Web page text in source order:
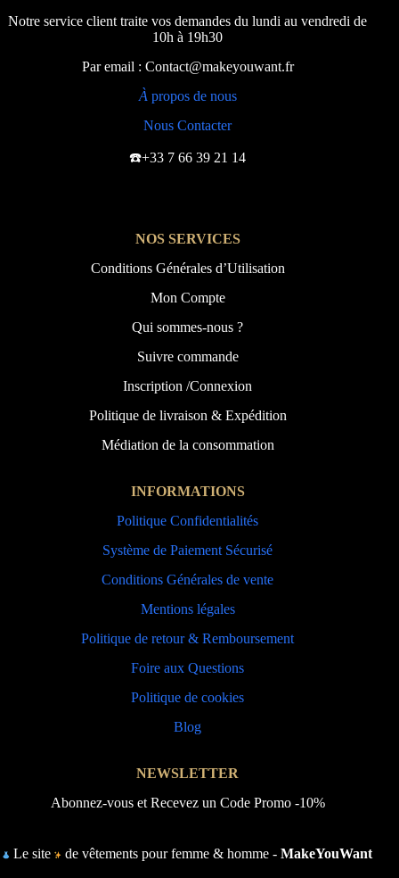
Notre service client traite vos demandes du lundi au vendredi de
10h à 19h30
Par email : Contact@makeyouwant.fr
À propos de nous
Nous Contacter
☎️+33 7 66 39 21 14
NOS SERVICES
Conditions Générales d’Utilisation
Mon Compte
Qui sommes-nous ?
Suivre commande
Inscription /Connexion
Politique de livraison & Expédition
Médiation de la consommation
INFORMATIONS
Politique Confidentialités
Système de Paiement Sécurisé
Conditions Générales de vente
Mentions légales
Politique de retour & Remboursement
Foire aux Questions
Politique de cookies
Blog
NEWSLETTER
Abonnez-vous et Recevez un Code Promo -10%
Le site de vêtements pour femme & homme -MakeYouWant